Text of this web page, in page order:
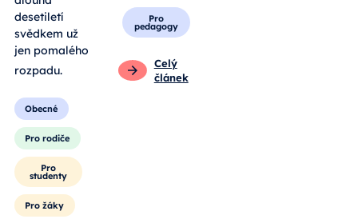
desetiletí
svědkem už
jen pomalého
rozpadu.
Obecné
Pro rodiče
Pro
studenty
Pro žáky
Pro
pedagogy
Celý
článek